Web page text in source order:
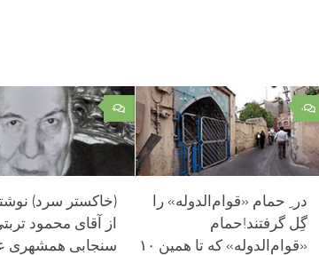
۰
(خاکستر سرد)
از آقای محمود
سنجابی همشهری
۰
در ِ حمام «قوام‌الدوله» را
گِل گرفتند!حمام
«قوام‌الدوله» که تا همین ۱۰